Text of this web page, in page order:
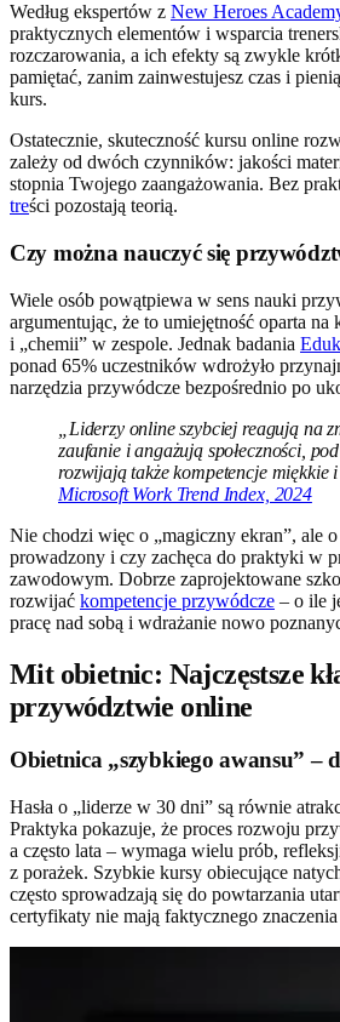
Według ekspertów z New Heroes
praktycznych elementów i wsparcia
rozczarowania, a ich efekty są zwykle
pamiętać, zanim zainwestujesz czas i
kurs.
Ostatecznie, skuteczność kursu online
zależy od dwóch czynników: jakości
stopnia Twojego zaangażowania. Bez
treści pozostają teorią.
Czy można nauczyć się
Wiele osób powątpiewa w sens nauki
argumentując, że to umiejętność oparta
i „chemii” w zespole. Jednak badania
ponad 65% uczestników wdrożyło
narzędzia przywódcze bezpośrednio po
„Liderzy online szybciej reagują na
zaufanie i angażują społeczności,
rozwijają także kompetencje
Microsoft Work Trend Index, 2024
Nie chodzi więc o „magiczny ekran”, ale
prowadzony i czy zachęca do praktyki w
zawodowym. Dobrze zaprojektowane
rozwijać kompetencje przywódcze – o ile
pracę nad sobą i wdrażanie nowo
Mit obietnic: Najczęstsze
przywództwie online
Obietnica „szybkiego awansu” –
Hasła o „liderze w 30 dni” są równie
Praktyka pokazuje, że proces rozwoju
a często lata – wymaga wielu prób,
z porażek. Szybkie kursy obiecujące
często sprowadzają się do powtarzania
certyfikaty nie mają faktycznego